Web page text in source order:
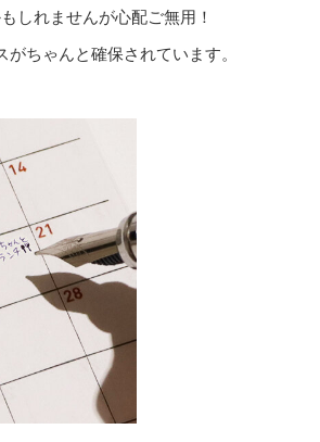
しれませんが心配ご無用！
ちゃんと確保されています。